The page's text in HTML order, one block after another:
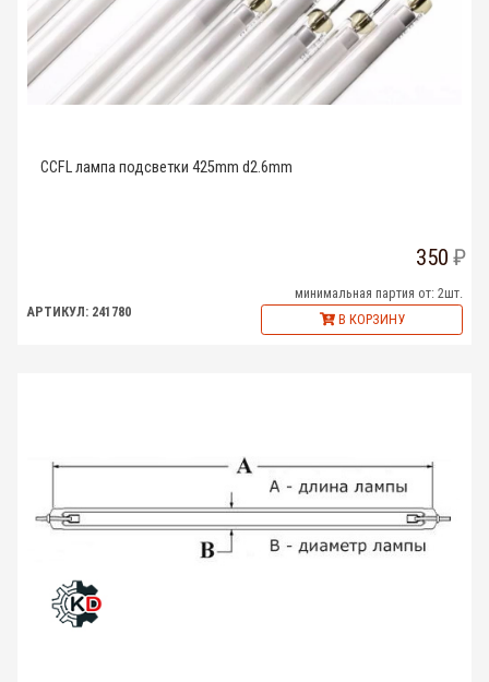
CCFL лампа подсветки 425mm d2.6mm
350
минимальная партия от: 2шт.
АРТИКУЛ: 241780
В КОРЗИНУ